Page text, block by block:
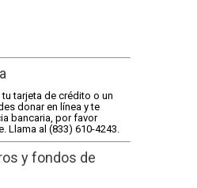
tarjeta de crédito o un
donar en línea y te
bancaria, por favor
Llama al (833) 610-4243.
y fondos de